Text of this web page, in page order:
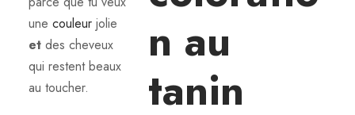
une couleur jolie
et des cheveux
qui restent beaux
au toucher.